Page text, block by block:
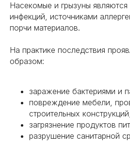
Насекомые и грызуны
инфекций, источниками
порчи материалов.
На практике последствия
образом:
заражение бактериями и
повреждение мебели,
строительных
загрязнение продуктов
разрушение санитарной
Луга
Сланцы
Адмиралтейский район
Красногвардейский
район
Василеостровский
Пушкин